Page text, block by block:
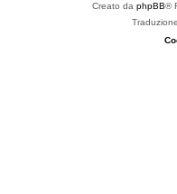
Creato da phpBB®